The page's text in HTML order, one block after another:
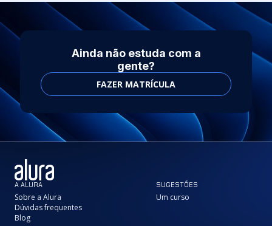
Ainda não estuda com a
gente?
FAZER MATRÍCULA
A ALURA
Sobre a Alura
Dúvidas frequentes
Blog
SUGESTÕES
Um curso